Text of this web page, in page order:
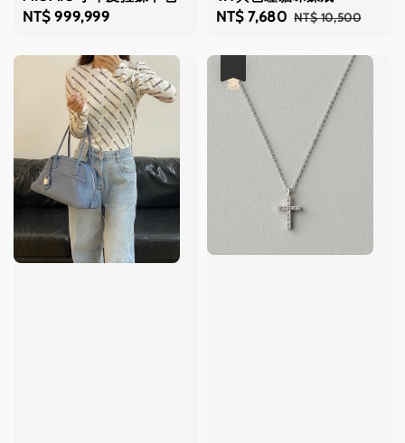
Regular
NT$ 999,999
Sale
NT$ 7,680 Regular
NT$ 10,500